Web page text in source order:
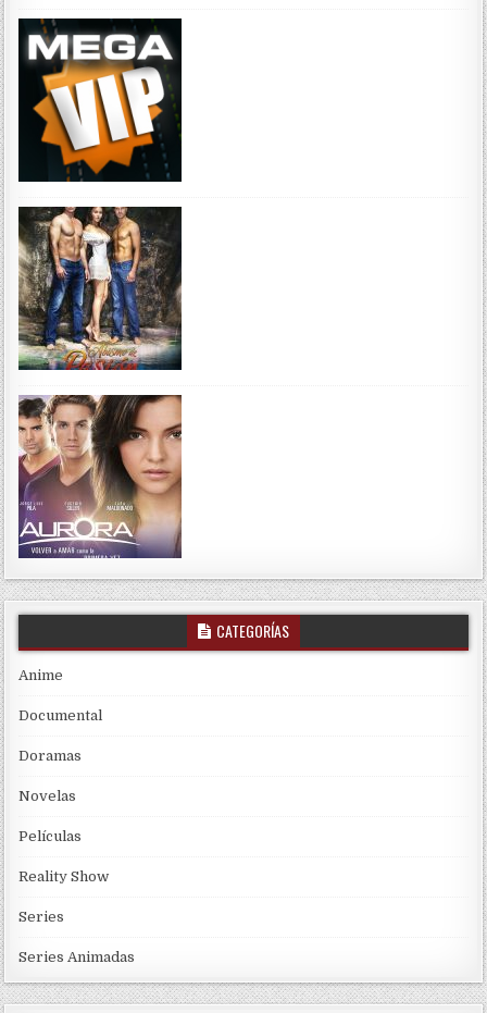
CATEGORÍAS
Anime
Documental
Doramas
Novelas
Películas
Reality Show
Series
Series Animadas